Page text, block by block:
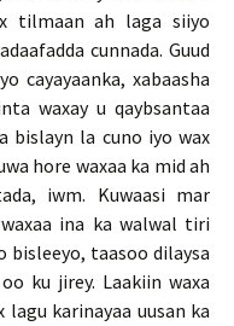
tilmaan ah laga siiyo
cunnada. Guud
cayayaanka, xabaasha
waxay u qaybsantaa
bislayn la cuno iyo wax
hore waxaa ka mid ah
iwm. Kuwaasi mar
ina ka walwal tiri
bisleeyo, taasoo dilaysa
ku jirey. Laakiin waxa
karinayaa uusan ka